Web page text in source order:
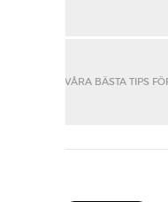
VÅRA BÄSTA TIPS